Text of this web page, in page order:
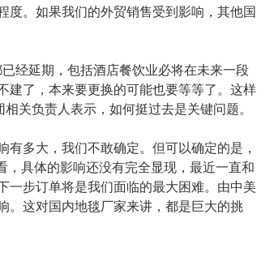
。如果我们的外贸销售受到影响，其他国
经延期，包括酒店餐饮业必将在未来一段
建了，本来要更换的可能也要等等了。这样
关负责人表示，如何挺过去是关键问题。
多大，我们不敢确定。但可以确定的是，
，具体的影响还没有完全显现，最近一直和
一步订单将是我们面临的最大困难。由中美
。这对国内地毯厂家来讲，都是巨大的挑